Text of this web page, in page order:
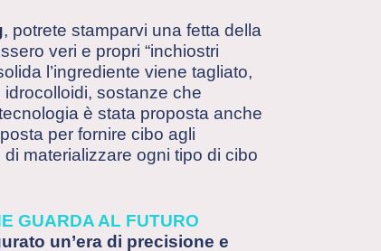
, potrete stamparvi una fetta della
veri e propri “inchiostri
l’ingrediente viene tagliato,
sostanze che
è stata proposta anche
per fornire cibo agli
materializzare ogni tipo di cibo
GUARDA AL FUTURO
un’era di precisione e